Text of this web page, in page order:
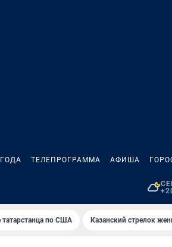
ТЕЛЕПРОГРАММА АФИША
татарстанца по США Казанский стрелок